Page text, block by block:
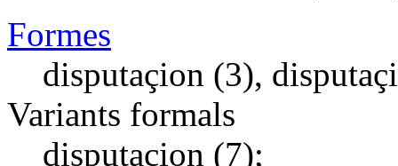
Formes
disputaçion (3),
Variants formals
disputacion (7);